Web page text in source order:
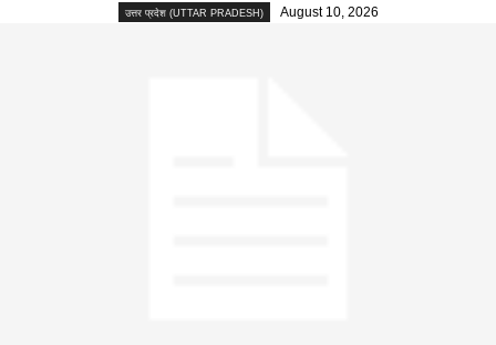
उत्तर प्रदेश (UTTAR PRADESH) August 10, 2026